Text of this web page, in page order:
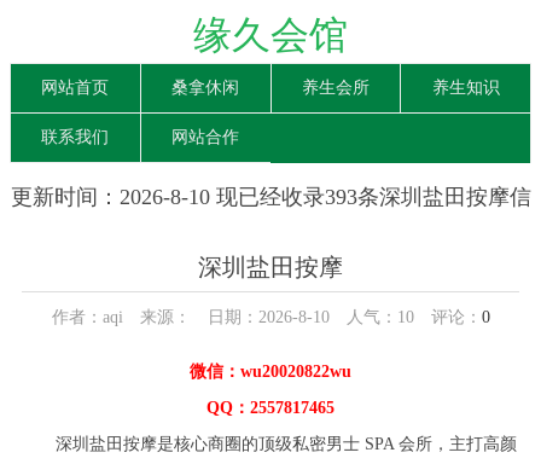
缘久会馆
网站首页 桑拿休闲 养生会所 养生知识
联系我们 网站合作
更新时间：2026-8-10 现已经收录393条深圳盐田按摩信
深圳盐田按摩
作者：aqi 来源： 日期：2026-8-10 人气： 10评论： 0
微信：wu20020822wu
QQ：2557817465
深圳盐田按摩是核心商圈的顶级私密男士 SPA 会所，主打高颜